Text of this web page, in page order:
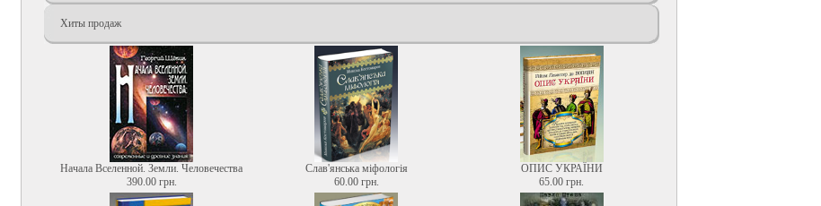
Хиты продаж
Начала Вселенной. Земли. Человечества
390.00 грн.
Слав'янська міфологія
60.00 грн.
ОПИС УКРАЇНИ
65.00 грн.